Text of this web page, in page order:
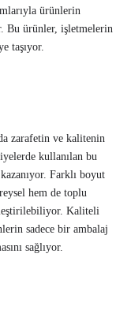
ürünlerin
Bu ürünler, işletmelerin
taşıyor.
zarafetin ve kalitenin
kullanılan bu
Farklı boyut
hem de toplu
Kaliteli
sadece bir ambalaj
sağlıyor.